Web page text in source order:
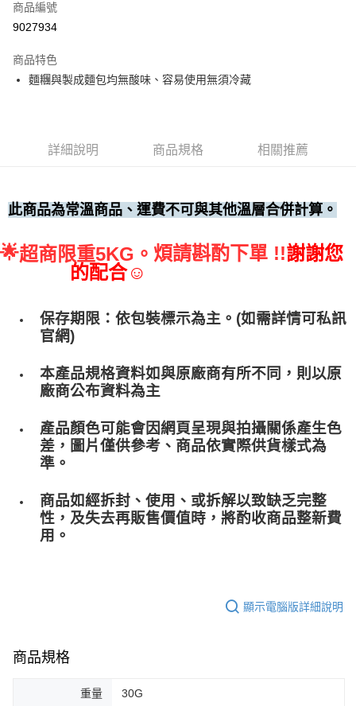
Apple Pay
運送方式
• 付款後全家取貨
每筆NT$60，滿NT$699(含以上)免運費
每筆NT$250
商品編號
9027934
商品特色
麵糰與製成麵包均無酸味、容易使用無須冷藏
詳細說明 商品規格 相關推薦
此商品為常溫商品、運費不可與其他溫層合併計算。
🌟超商限重5KG。 煩請斟酌下單 !!謝謝您
的配合☺
保存期限：依包裝標示為主。(如需詳情可私訊
官網)
本產品規格資料如與原廠商有所不同，則以原
廠商公布資料為主
產品顏色可能會因網頁呈現與拍攝關係產生色
差，圖片僅供參考、商品依實際供貨樣式為
準。
商品如經拆封、使用、或拆解以致缺乏完整
性，及失去再販售價值時，將酌收商品整﻿新費
用。
顯示電腦版詳細說明
商品規格
重量 30G